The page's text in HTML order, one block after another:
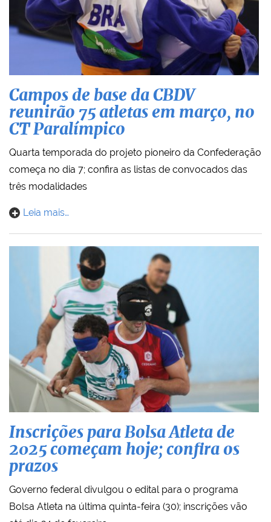
Campos de base da CBDV
reunirão 75 atletas em março, no
CT Paralímpico
Quarta temporada do projeto pioneiro da Confederação
começa no dia 7; confira as listas de convocados das
três modalidades
Leia mais…
Inscrições para Bolsa Atleta de
2025 começam hoje; confira os
prazos
Governo federal divulgou o edital para o programa
Bolsa Atleta na última quinta-feira (30); inscrições vão